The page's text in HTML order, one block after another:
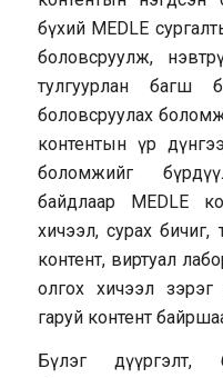
бүхий MEDLE
боловсруулж,
тулгуурлан багш
боловсруулах
контентын үр
боломжийг
байдлаар MEDLE
хичээл, сурах бичиг,
контент, виртуал
олгох хичээл
гаруй контент
Бүлэг дүүргэлт,